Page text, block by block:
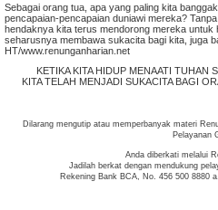
Sebagai orang tua, apa yang paling kita
pencapaian-pencapaian duniawi mereka?
hendaknya kita terus mendorong mereka untuk
seharusnya membawa sukacita bagi kita, juga
HT/www.renunganharian.net
KETIKA KITA HIDUP MENAATI TUHAN
KITA TELAH MENJADI SUKACITA BAGI
Dilarang mengutip atau memperbanyak materi
Pelayanan
Anda diberkati melalui
Jadilah berkat dengan mendukung
Rekening Bank BCA, No. 456 500 8880